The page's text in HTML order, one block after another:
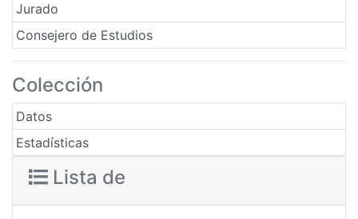
Jurado
Consejero de Estudios
Colección
Datos
Estadísticas
Lista de